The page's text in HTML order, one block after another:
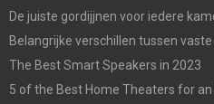
De juiste gordijjnen voor iedere
Belangrijke verschillen tussen
The Best Smart Speakers in 2023
5 of the Best Home Theaters for